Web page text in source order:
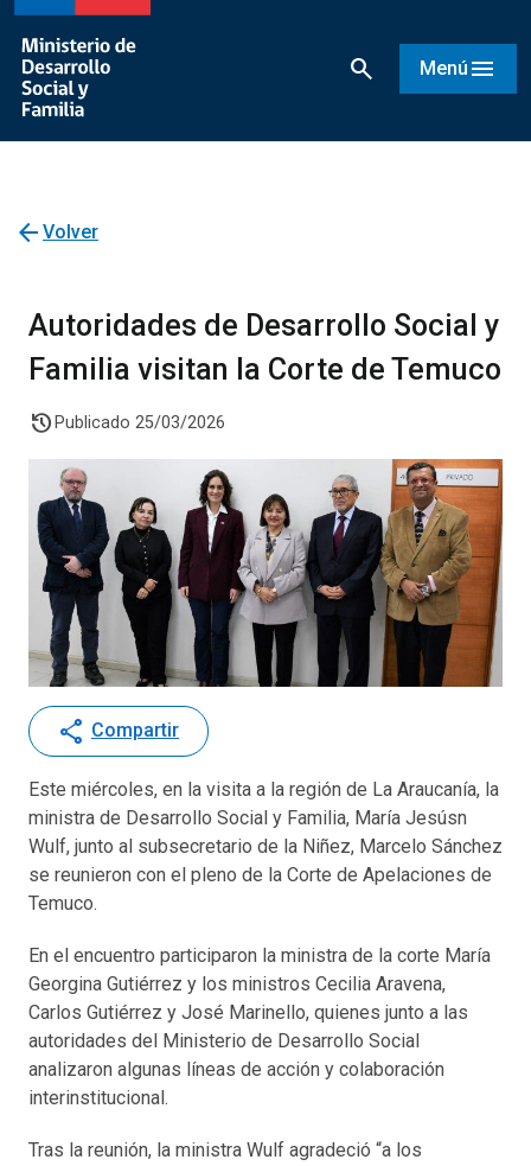
search Menú menu
arrow_back Volver
Autoridades de Desarrollo Social y
Familia visitan la Corte de Temuco
history Publicado 25/03/2026
share Compartir
Este miércoles, en la visita a la región de La Araucanía, la
ministra de Desarrollo Social y Familia, María Jesúsn
Wulf, junto al subsecretario de la Niñez, Marcelo Sánchez
se reunieron con el pleno de la Corte de Apelaciones de
Temuco.
En el encuentro participaron la ministra de la corte María
Georgina Gutiérrez y los ministros Cecilia Aravena,
Carlos Gutiérrez y José Marinello, quienes junto a las
autoridades del Ministerio de Desarrollo Social
analizaron algunas líneas de acción y colaboración
interinstitucional.
Tras la reunión, la ministra Wulf agradeció “a los